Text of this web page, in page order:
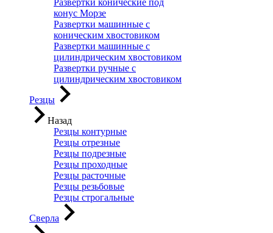
Развертки конические под
конус Морзе
Развертки машинные с
коническим хвостовиком
Развертки машинные с
цилиндрическим хвостовиком
Развертки ручные с
цилиндрическим хвостовиком
Резцы
Назад
Резцы контурные
Резцы отрезные
Резцы подрезные
Резцы проходные
Резцы расточные
Резцы резьбовые
Резцы строгальные
Сверла